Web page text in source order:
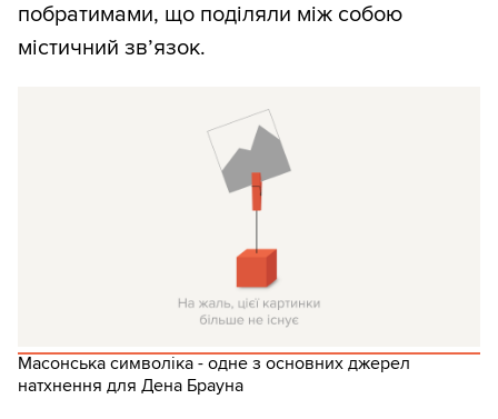
побратимами, що поділяли між собою
містичний зв’язок.
Масонська символіка - одне з основних джерел
натхнення для Дена Брауна